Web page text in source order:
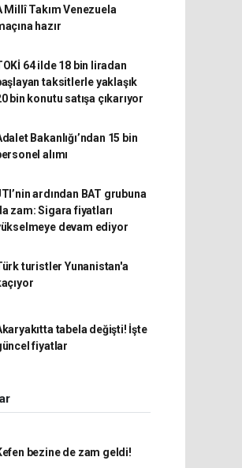
Millî Takım Venezuela
hazır
64 ilde 18 bin liradan
taksitlerle yaklaşık
bin konutu satışa çıkarıyor
Bakanlığı’ndan 15 bin
alımı
ardından BAT grubuna
zam: Sigara fiyatları
devam ediyor
turistler Yunanistan'a
tabela değişti! İşte
fiyatlar
bezine de zam geldi!